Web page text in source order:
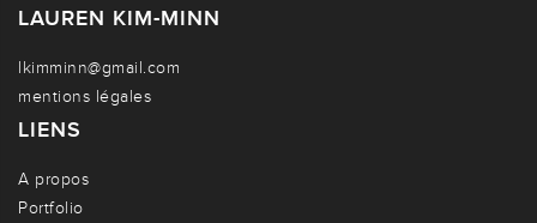
LAUREN KIM-MINN
lkimminn@gmail.com
mentions légales
LIENS
A propos
Portfolio